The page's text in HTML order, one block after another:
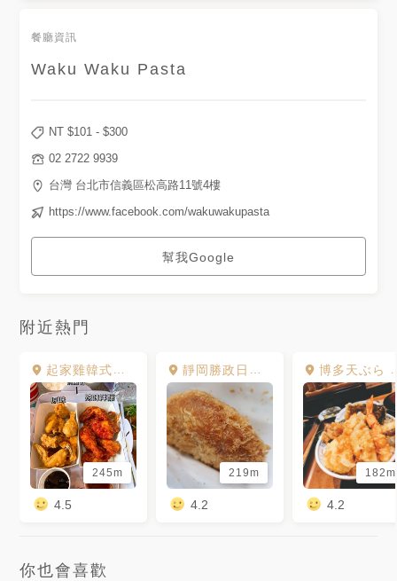
餐廳資訊
Waku Waku Pasta
NT $101 - $300
02 2722 9939
台灣 台北市信義區松高路11號4樓
https://www.facebook.com/wakuwakupasta
幫我Google
附近熱門
起家雞韓式炸雞
245m
4.5
靜岡勝政日式豬排 台北統一時代店
219m
4.2
博多天ぶら やまみ (博多天麩羅 山海)
182m
4.2
你也會喜歡